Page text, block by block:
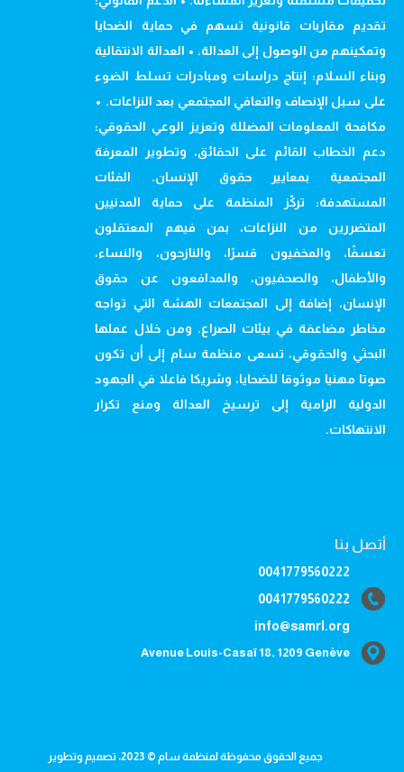
تقديم مقاربات قانونية تسهم في حماية الضحايا
وتمكينهم من الوصول إلى العدالة. • العدالة الانتقالية
وبناء السلام: إنتاج دراسات ومبادرات تسلط الضوء
على سبل الإنصاف والتعافي المجتمعي بعد النزاعات. •
مكافحة المعلومات المضللة وتعزيز الوعي الحقوقي:
دعم الخطاب القائم على الحقائق، وتطوير المعرفة
المجتمعية بمعايير حقوق الإنسان. الفئات
المستهدفة: تركّز المنظمة على حماية المدنيين
المتضررين من النزاعات، بمن فيهم المعتقلون
تعسفًا، والمخفيون قسرًا، والنازحون، والنساء،
والأطفال، والصحفيون، والمدافعون عن حقوق
الإنسان، إضافة إلى المجتمعات الهشة التي تواجه
مخاطر مضاعفة في بيئات الصراع. ومن خلال عملها
البحثي والحقوقي، تسعى منظمة سام إلى أن تكون
صوتا مهنيا موثوقا للضحايا، وشريكا فاعلا في الجهود
الدولية الرامية إلى ترسيخ العدالة ومنع تكرار
الانتهاكات.
أتصل بنا
0041779560222
0041779560222
info@samrl.org
Avenue Louis-Casaï 18, 1209 Genève
جميع الحقوق محفوظة لمنظمة سام © 2023، تصميم وتطوير